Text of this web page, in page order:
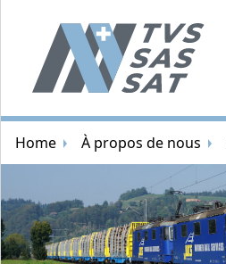
Navigation par fil d'ariane
Home À propos de nous